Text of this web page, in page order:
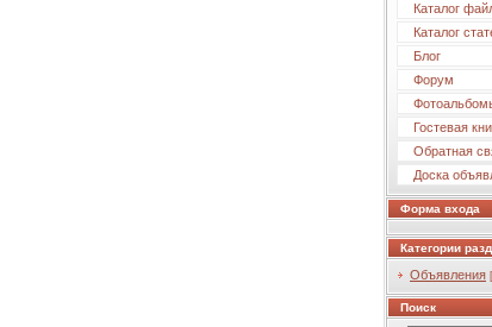
Каталог
Каталог
Блог
Форум
Гостевая
Обратная
Доска
Форма входа
Категории
Объявления
Поиск